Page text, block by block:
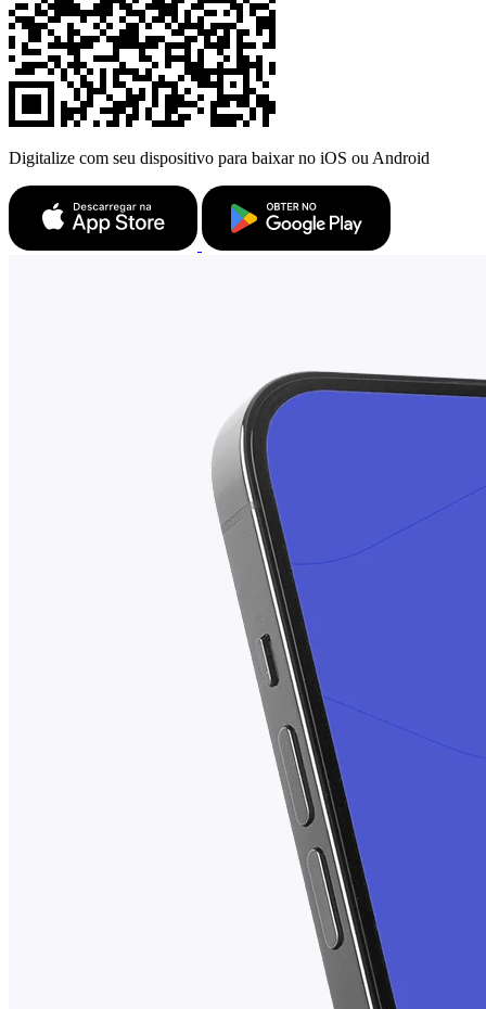
Digitalize com seu dispositivo para baixar no iOS ou Android